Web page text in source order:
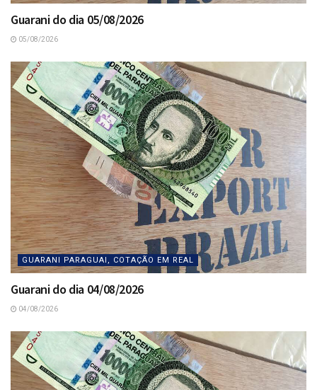
Guarani do dia 05/08/2026
05/08/2026
GUARANI PARAGUAI, COTAÇÃO EM REAL
Guarani do dia 04/08/2026
04/08/2026